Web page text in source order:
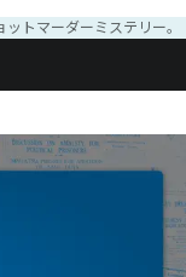
トマーダーミステリー。